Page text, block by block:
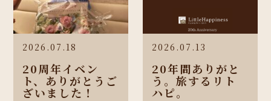
2026.07.18
20周年イベン
ト、ありがとうご
ざいました！
2026.07.13
20年間ありがと
う。旅するリト
ハピ。